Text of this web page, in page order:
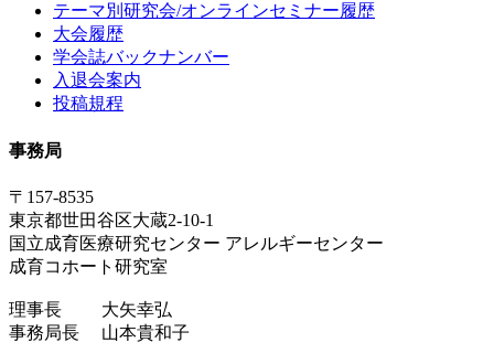
テーマ別研究会/オンラインセミナー履歴
大会履歴
学会誌バックナンバー
入退会案内
投稿規程
事務局
〒157-8535
東京都世田谷区大蔵2-10-1
国立成育医療研究センター アレルギーセンター
成育コホート研究室
理事長 大矢幸弘
事務局長 山本貴和子